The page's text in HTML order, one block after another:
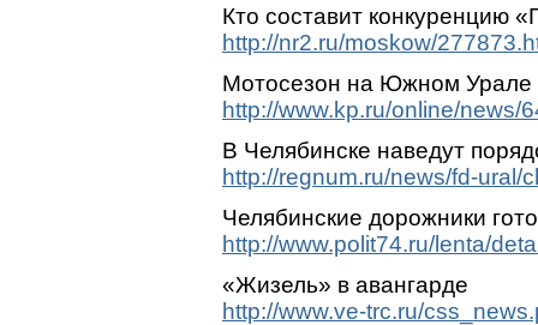
Кто составит конкуренцию
http://nr2.ru/moskow/
Мотосезон на Южном
http://www.kp.ru/online/news/
В Челябинске наведут
http://regnum.ru/news/fd-ural/
Челябинские дорожники
http://www.polit74.ru/lenta/
«Жизель» в авангарде
http://www.ve-trc.ru/